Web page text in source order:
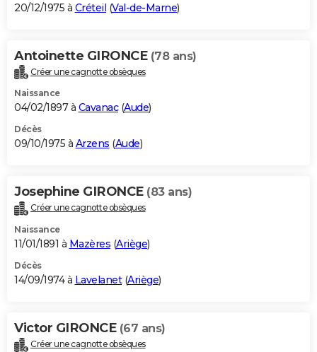
20/12/1975 à Créteil (Val-de-Marne)
Antoinette GIRONCE (78 ans)
Créer une cagnotte obsèques
Naissance
04/02/1897 à Cavanac(Aude)
Décès
09/10/1975 à Arzens (Aude)
Josephine GIRONCE (83 ans)
Créer une cagnotte obsèques
Naissance
11/01/1891 à Mazères (Ariège)
Décès
14/09/1974 à Lavelanet(Ariège)
Victor GIRONCE (67 ans)
Créer une cagnotte obsèques